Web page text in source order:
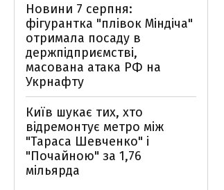
Новини 7 серпня:
фігурантка "плівок Міндіча"
отримала посаду в
держпідприємстві,
масована атака РФ на
Укрнафту
Київ шукає тих, хто
відремонтує метро між
"Тараса Шевченко" і
"Почайною" за 1,76
мільярда